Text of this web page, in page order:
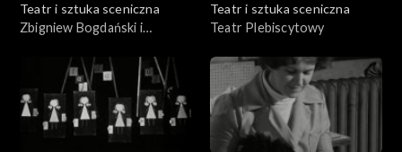
Teatr i sztuka sceniczna
Zbigniew Bogdański i
Teatr i sztuka sceniczna
Teatr Plebiscytowy